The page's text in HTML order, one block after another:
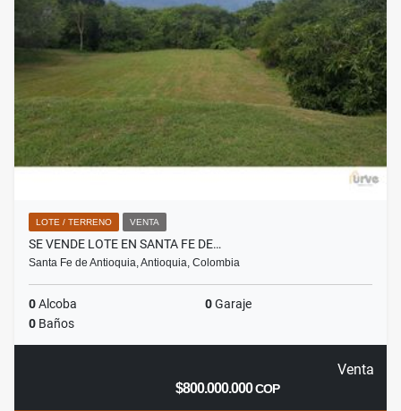
LOTE / TERRENO VENTA
SE VENDE LOTE EN SANTA FE DE…
Santa Fe de Antioquia, Antioquia, Colombia
0Alcoba 0Garaje
0 Baños
Venta
$800.000.000COP